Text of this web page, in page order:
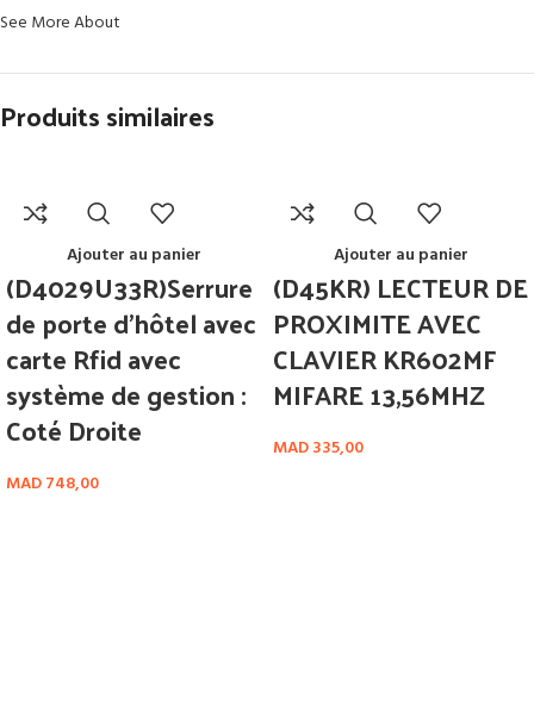
See More About
Produits similaires
Ajouter au panier
(D4029U33R)Serrure
de porte d’hôtel avec
carte Rfid avec
système de gestion :
Coté Droite
MAD748,00
Ajouter au panier
(D45KR) LECTEUR DE
PROXIMITE AVEC
CLAVIER KR602MF
MIFARE 13,56MHZ
MAD335,00